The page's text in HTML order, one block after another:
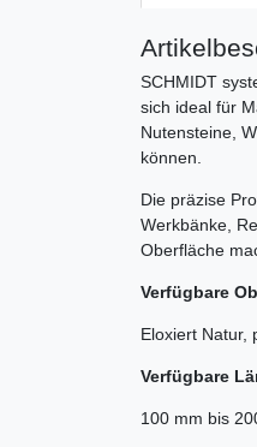
SCHMIDT
sich ideal für
Nutensteine,
können.
Die präzise
Werkbänke,
Oberfläche
Verfügbare
Eloxiert Natur,
Verfügbare
100 mm bis